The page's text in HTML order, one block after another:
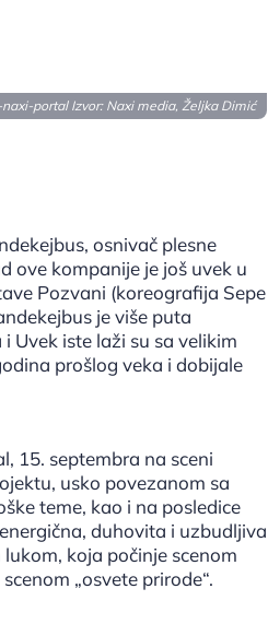
portal Izvor: Naxi media, Željka Dimić
osnivač plesne
ove kompanije je još uvek u
Pozvani (koreografija Sepe
je više puta
Uvek iste laži su sa velikim
prošlog veka i dobijale
15. septembra na sceni
usko povezanom sa
teme, kao i na posledice
duhovita i uzbudljiva
koja počinje scenom
„osvete prirode“.